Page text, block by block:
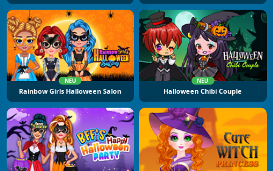
NEU
Rainbow Girls Halloween Salon
NEU
Halloween Chibi Couple